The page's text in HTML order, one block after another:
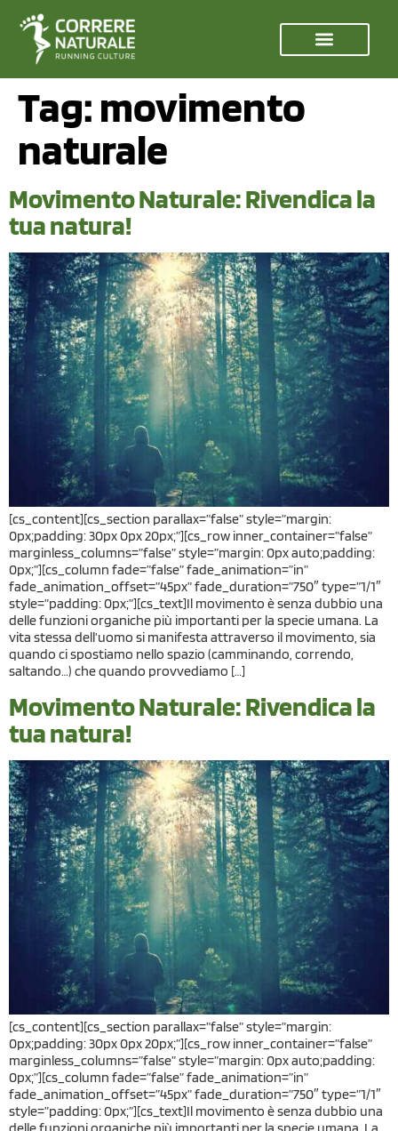
Tag:movimento
naturale
Movimento Naturale: Rivendica la
tua natura!
[cs_content][cs_section parallax=”false” style=”margin:
0px;padding: 30px 0px 20px;”][cs_row inner_container=”false”
marginless_columns=”false” style=”margin: 0px auto;padding:
0px;”][cs_column fade=”false” fade_animation=”in”
fade_animation_offset=”45px” fade_duration=”750″ type=”1/1″
style=”padding: 0px;”][cs_text]Il movimento è senza dubbio una
delle funzioni organiche più importanti per la specie umana. La
vita stessa dell’uomo si manifesta attraverso il movimento, sia
quando ci spostiamo nello spazio (camminando, correndo,
saltando…) che quando provvediamo […]
Movimento Naturale: Rivendica la
tua natura!
[cs_content][cs_section parallax=”false” style=”margin:
0px;padding: 30px 0px 20px;”][cs_row inner_container=”false”
marginless_columns=”false” style=”margin: 0px auto;padding:
0px;”][cs_column fade=”false” fade_animation=”in”
fade_animation_offset=”45px” fade_duration=”750″ type=”1/1″
style=”padding: 0px;”][cs_text]Il movimento è senza dubbio una